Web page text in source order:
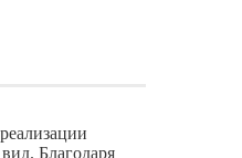
Благодаря